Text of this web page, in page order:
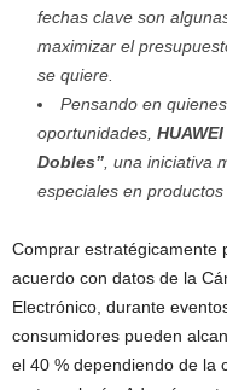
fechas clave son
maximizar el
se quiere.
Pensando en
oportunidades,
Dobles” , una iniciativa
especiales en
Comprar estratégicamente
acuerdo con datos de la
Electrónico, durante
consumidores pueden
el 40 % dependiendo de la